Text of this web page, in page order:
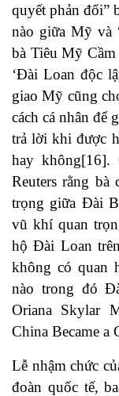
quyết phản đối”
nào giữa Mỹ và
bà Tiêu Mỹ
‘Đài Loan độc
giao Mỹ cũng
cách cá nhân để
trả lời khi được
hay không[16].
Reuters rằng
trọng giữa Đài
vũ khí quan
hộ Đài Loan
không có quan
nào trong đó
Oriana Skylar
China Became a
Lễ nhậm chức
đoàn quốc tế,